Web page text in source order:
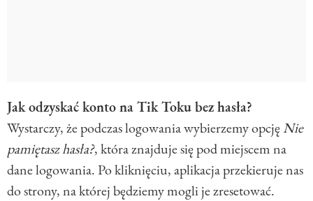
Jak odzyskać konto na Tik Toku bez hasła?
Wystarczy, że podczas logowania wybierzemy opcjęNie
pamiętasz hasła?, która znajduje się pod miejscem na
dane logowania. Po kliknięciu, aplikacja przekieruje nas
do strony, na której będziemy mogli je zresetować.